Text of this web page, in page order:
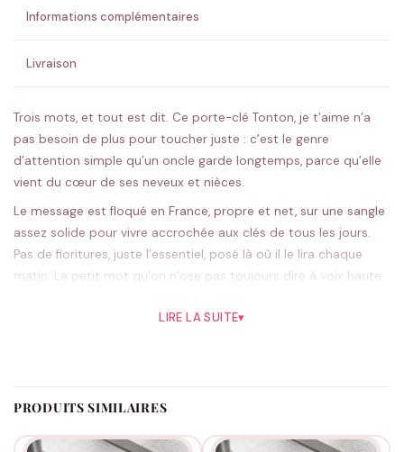
💚 Retour sous 24-48h🇫🇷 Flocage en France✅ Validation avant fabrication
Informations complémentaires
Livraison
Trois mots, et tout est dit. Ce porte-clé Tonton, je t’aime n’a
pas besoin de plus pour toucher juste : c’est le genre
d’attention simple qu’un oncle garde longtemps, parce qu’elle
vient du cœur de ses neveux et nièces.
Le message est floqué en France, propre et net, sur une sangle
assez solide pour vivre accrochée aux clés de tous les jours.
Pas de fioritures, juste l’essentiel, posé là où il le lira chaque
matin. Le petit mot qu’on n’ose pas toujours dire à voix haute.
indémodable si tu le préfères sobre ; cinq teintes en tout. On
LIRE LA SUITE▾
PRODUITS SIMILAIRES